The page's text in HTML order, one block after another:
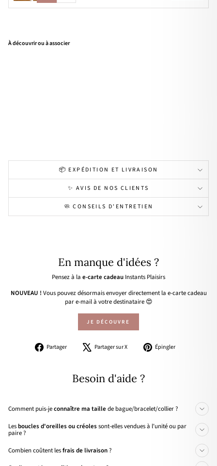
À découvrir ou à associer
📦 EXPÉDITION ET LIVRAISON
✨ AVIS DE NOS CLIENTS
🧼 CONSEILS D'ENTRETIEN
En manque d'idées ?
Pensez à la e-carte cadeau Instants Plaisirs
NOUVEAU ! Vous pouvez désormais envoyer directement la e-carte cadeau
par e-mail à votre destinataire 😍
JE DÉCOUVRE
Partager
PartagerPartager sur X
Tweeter Épingler
Besoin d'aide ?
Comment puis-jeconnaître ma taille de bague/bracelet/collier ?
Les boucles d'oreilles ou créolessont-elles vendues à l'unité ou par
paire ?
Combien coûtent lesfrais de livraison?